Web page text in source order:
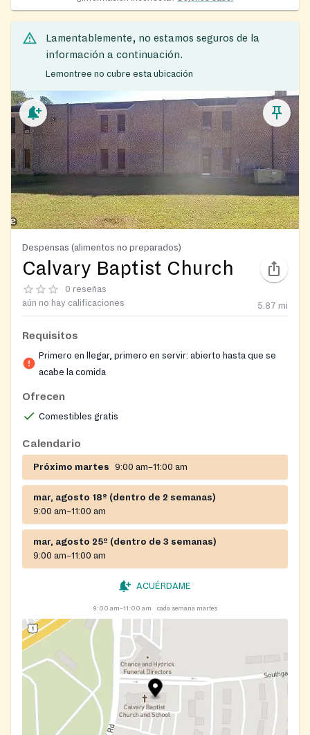
Lamentablemente, no estamos seguros de la
información a continuación.
Lemontree no cubre esta ubicación
Despensas (alimentos no preparados)
Calvary Baptist Church
0 reseñas
aún no hay calificaciones
5.87 mi
Requisitos
Primero en llegar, primero en servir: abierto hasta que se
acabe la comida
Ofrecen
Comestibles gratis
Calendario
Próximo martes 9:00 am–11:00 am
mar, agosto 18º (dentro de 2 semanas)
9:00 am–11:00 am
mar, agosto 25º (dentro de 3 semanas)
9:00 am–11:00 am
ACUÉRDAME
9:00 am–11:00 am cada semana martes